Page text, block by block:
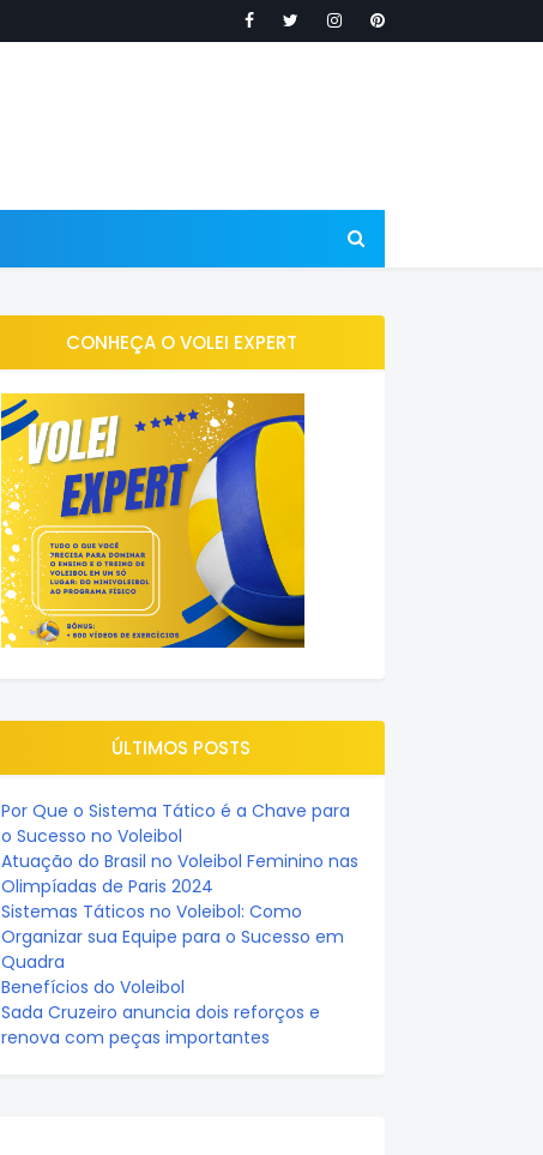
CONHEÇA O VOLEI EXPERT
ÚLTIMOS POSTS
Por Que o Sistema Tático é a Chave para
o Sucesso no Voleibol
Atuação do Brasil no Voleibol Feminino nas
Olimpíadas de Paris 2024
Sistemas Táticos no Voleibol: Como
Organizar sua Equipe para o Sucesso em
Quadra
Benefícios do Voleibol
Sada Cruzeiro anuncia dois reforços e
renova com peças importantes